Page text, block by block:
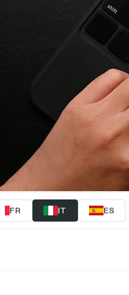
FR IT ES